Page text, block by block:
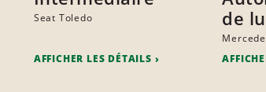
Seat Toledo
AFFICHER LES DÉTAILS
de